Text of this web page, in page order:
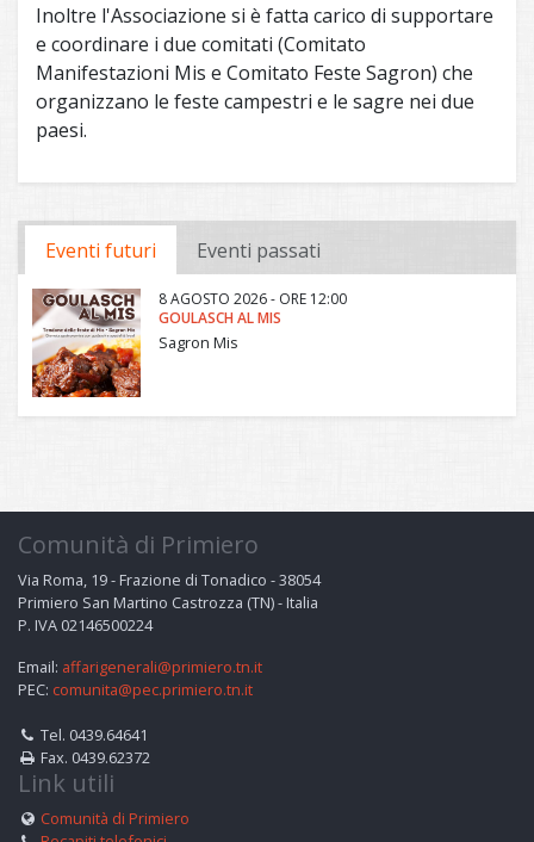
Inoltre l'Associazione si è fatta carico di supportare
e coordinare i due comitati (Comitato
Manifestazioni Mis e Comitato Feste Sagron) che
organizzano le feste campestri e le sagre nei due
paesi.
Eventi futuri Eventi passati
8 AGOSTO 2026 - ORE 12:00
GOULASCH AL MIS
Sagron Mis
Comunità di Primiero
Via Roma, 19 - Frazione di Tonadico - 38054
Primiero San Martino Castrozza (TN) - Italia
P. IVA 02146500224
Email: affarigenerali@primiero.tn.it
PEC: comunita@pec.primiero.tn.it
Tel. 0439.64641
Fax. 0439.62372
Link utili
Comunità di Primiero